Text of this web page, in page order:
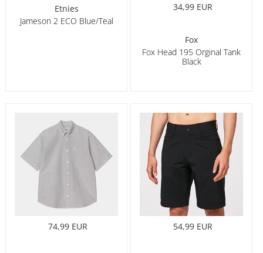
Etnies
Jameson 2 ECO Blue/Teal
34,99 EUR
Fox
Fox Head 195 Orginal Tank
Black
74,99 EUR 54,99 EUR